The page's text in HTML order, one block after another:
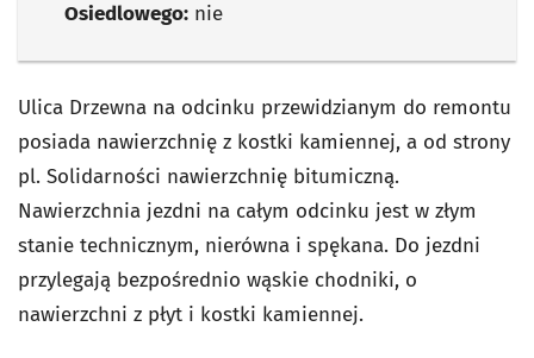
Osiedlowego: nie
Ulica Drzewna na odcinku przewidzianym do remontu
posiada nawierzchnię z kostki kamiennej, a od strony
pl. Solidarności nawierzchnię bitumiczną.
Nawierzchnia jezdni na całym odcinku jest w złym
stanie technicznym, nierówna i spękana. Do jezdni
przylegają bezpośrednio wąskie chodniki, o
nawierzchni z płyt i kostki kamiennej.